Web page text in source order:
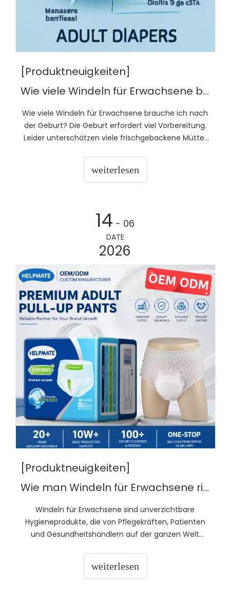
[Produktneuigkeiten]
Wie viele Windeln für Erwachsene brauche ich nach der Geburt?
Wie viele Windeln für Erwachsene brauche ich nach
der Geburt? Die Geburt erfordert viel Vorbereitung.
Leider unterschätzen viele frischgebackene Mütter
Erwachsenenwindeln Sie nach der Geburt
weiterlesen
14 - 06
DATE
2026
[Produktneuigkeiten]
Wie man Windeln für Erwachsene richtig anzieht
Windeln für Erwachsene sind unverzichtbare
Hygieneprodukte, die von Pflegekräften, Patienten
und Gesundheitshändlern auf der ganzen Welt
erfahren Sie genau, wie Sie Erwachsenenwindeln
weiterlesen